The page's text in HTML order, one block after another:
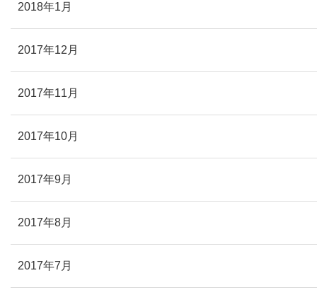
2018年1月
2017年12月
2017年11月
2017年10月
2017年9月
2017年8月
2017年7月